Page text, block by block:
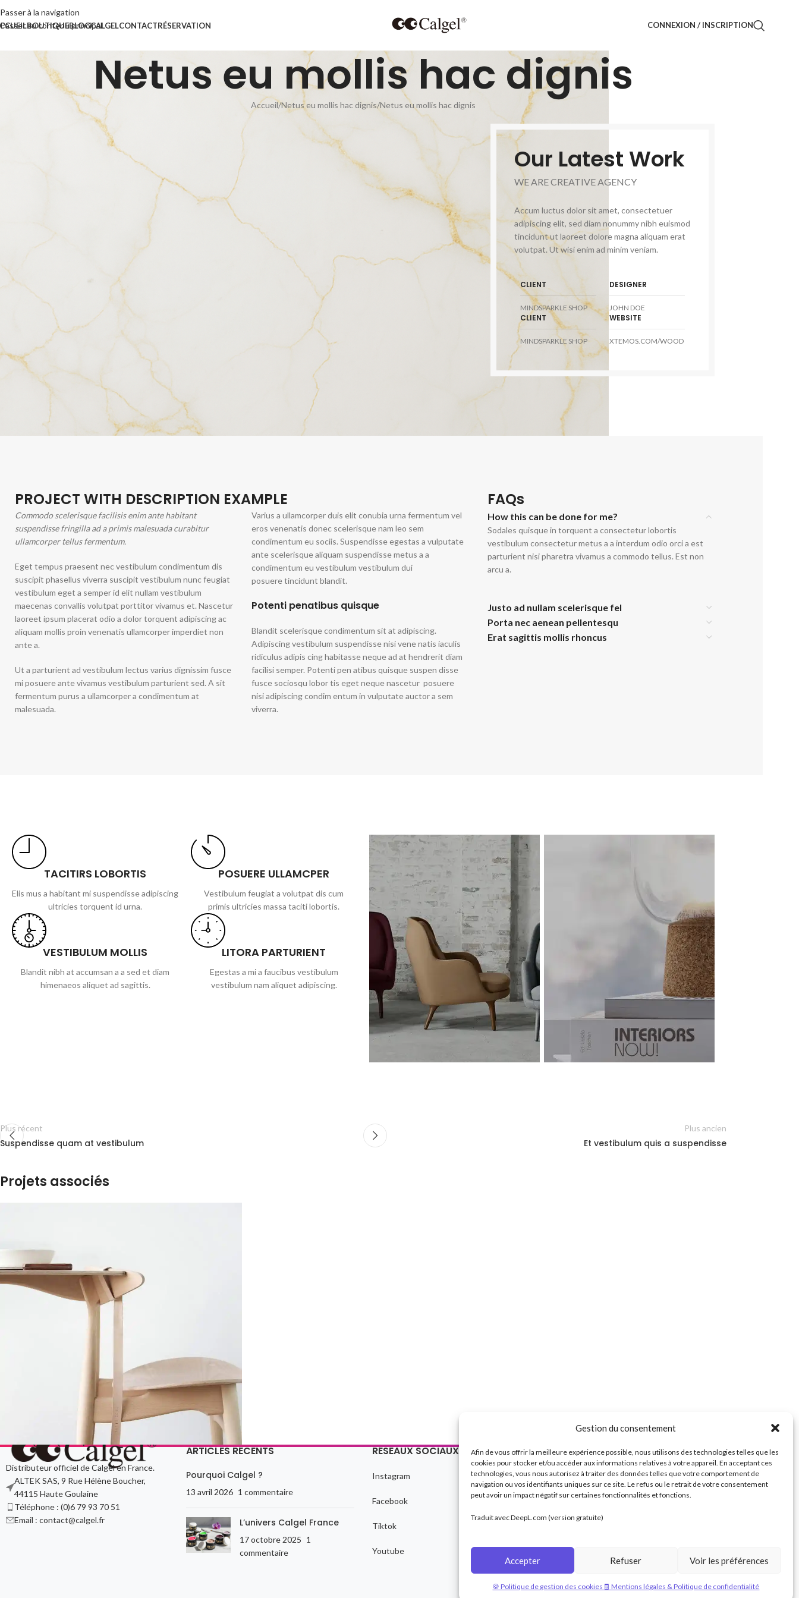
Gestion du consentement
Afin de vous offrir la meilleure expérience possible, nous utilisons des technologies telles que les
cookies pour stocker et/ou accéder aux informations relatives à votre appareil. En acceptant ces
technologies, vous nous autorisez à traiter des données telles que votre comportement de
navigation ou vos identifiants uniques sur ce site. Le refus ou le retrait de votre consentement
peut avoir un impact négatif sur certaines fonctionnalités et fonctions.
Traduit avec DeepL.com (version gratuite)
Accepter Refuser Voir les préférences
🍪 Politique de gestion des cookies 🧾 Mentions légales & Politique de confidentialité
Passer à la navigation
Passer au contenu principal
BOUTIQUE
CATÉGORIES PRODUITS
Calgel Classic Colors
Manucure
Matériel professionnel
Polissoirs et limes
Tips et adhésifs
Vernis
PAGES ASSOCIÉES
Bar à ongles
Partenaires
Calgel Classic RE02 : Douceur fruits rouges
Une teinte rouge intense à la brillance longue durée.
BLOGCALGELCONTACTRÉSERVATION CONNEXION / INSCRIPTION
Netus eu mollis hac dignis
Accueil Netus eu mollis hac dignis Netus eu mollis hac dignis
Our Latest Work
WE ARE CREATIVE AGENCY
Accum luctus dolor sit amet, consectetuer
adipiscing elit, sed diam nonummy nibh euismod
tincidunt ut laoreet dolore magna aliquam erat
volutpat. Ut wisi enim ad minim veniam.
CLIENT
MINDSPARKLE SHOP
DESIGNER
JOHN DOE
CLIENT
MINDSPARKLE SHOP
WEBSITE
XTEMOS.COM/WOOD
PROJECT WITH DESCRIPTION EXAMPLE
Commodo scelerisque facilisis enim ante habitant
suspendisse fringilla ad a primis malesuada curabitur
ullamcorper tellus fermentum.
Eget tempus praesent nec vestibulum condimentum dis
suscipit phasellus viverra suscipit vestibulum nunc feugiat
vestibulum eget a semper id elit nullam vestibulum
maecenas convallis volutpat porttitor vivamus et. Nascetur
laoreet ipsum placerat odio a dolor torquent adipiscing ac
aliquam mollis proin venenatis ullamcorper imperdiet non
ante a.
Ut a parturient ad vestibulum lectus varius dignissim fusce
mi posuere ante vivamus vestibulum parturient sed. A sit
fermentum purus a ullamcorper a condimentum at
malesuada.
Varius a ullamcorper duis elit conubia urna fermentum vel
eros venenatis donec scelerisque nam leo sem
condimentum eu sociis. Suspendisse egestas a vulputate
ante scelerisque aliquam suspendisse metus a a
condimentum eu vestibulum vestibulum dui
posuere tincidunt blandit.
Potenti penatibus quisque
Blandit scelerisque condimentum sit at adipiscing.
Adipiscing vestibulum suspendisse nisi vene natis iaculis
ridiculus adipis cing habitasse neque ad at hendrerit diam
facilisi semper. Potenti pen atibus quisque suspen disse
fusce sociosqu lobor tis eget neque nascetur posuere
nisi adipiscing condim entum in vulputate auctor a sem
viverra.
FAQs
How this can be done for me?
Sodales quisque in torquent a consectetur lobortis
vestibulum consectetur metus a a interdum odio orci a est
parturient nisi pharetra vivamus a commodo tellus. Est non
arcu a.
Justo ad nullam scelerisque fel
Porta nec aenean pellentesqu
Erat sagittis mollis rhoncus
TACITIRS LOBORTIS
Elis mus a habitant mi suspendisse adipiscing
ultricies torquent id urna.
VESTIBULUM MOLLIS
Blandit nibh at accumsan a a sed et diam
himenaeos aliquet ad sagittis.
POSUERE ULLAMCPER
Vestibulum feugiat a volutpat dis cum
primis ultricies massa taciti lobortis.
LITORA PARTURIENT
Egestas a mi a faucibus vestibulum
vestibulum nam aliquet adipiscing.
Plus récent
Suspendisse quam at vestibulum
Plus ancien
Et vestibulum quis a suspendisse
Projets associés
Furniture
A lacus bibendum pulvinar
Distributeur officiel de Calgel en France.
ALTEK SAS, 9 Rue Hélène Boucher,
44115 Haute Goulaine
Téléphone : (0)6 79 93 70 51
Email : contact@calgel.fr
ARTICLES RÉCENTS
Pourquoi Calgel ?
13 avril 2026 1 commentaire
L’univers Calgel France
17 octobre 2025 1
commentaire
RÉSEAUX SOCIAUX
Instagram
Facebook
Tiktok
Youtube
LIENS UTILES
Politique de confidentialité
Politique de retours
Actualités